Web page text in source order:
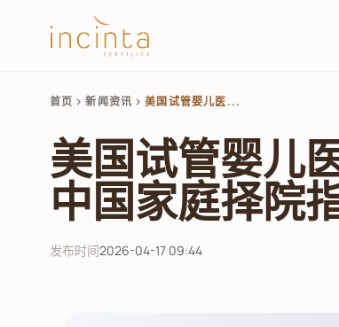
首页 chevron_right新闻资讯 chevron_right美国试管婴儿医...
美国试管婴儿
中国家庭择院
发布时间2026-04-17 09:44